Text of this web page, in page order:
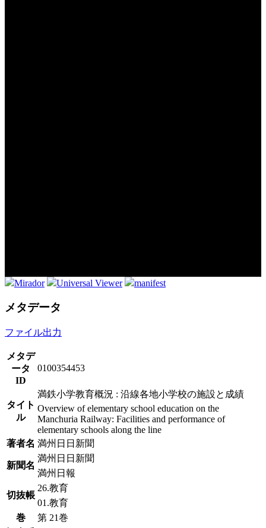
Mirador Universal Viewer manifest
メタデータ
ファイル出力
メタデ
ータ
ID
0100354453
タイト
ル
満鉄小学教育概況 : 沿線各地小学校の施設と成績
Overview of elementary school education on the
Manchuria Railway: Facilities and performance of
elementary schools along the line
著者名 満州日日新聞
新聞名
満州日日新聞
満州日報
切抜帳
26.教育
01.教育
巻
第 21巻